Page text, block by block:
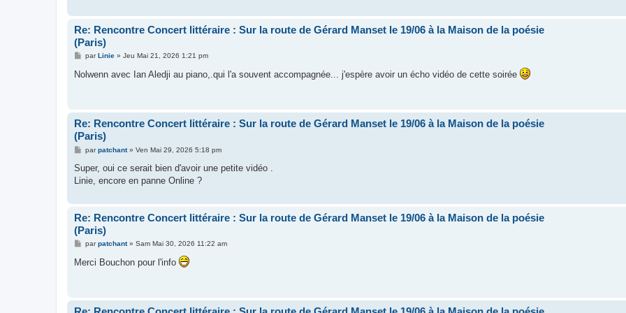
Re: Rencontre Concert littéraire : Sur la route de Gérard Manset le 19/06 à la Maison de la poésie
(Paris)
M
s
s
parLinie» Jeu Mai 21, 2026 1:21 pm
Nolwenn avec Ian Aledji au piano,.qui l'a souvent accompagnée... j'espère avoir un écho vidéo de cette soirée
Re: Rencontre Concert littéraire : Sur la route de Gérard Manset le 19/06 à la Maison de la poésie
(Paris)
M
s
s
a
parpatchant» Ven Mai 29, 2026 5:18 pm
Super, oui ce serait bien d'avoir une petite vidéo .
Linie, encore en panne Online ?
Re: Rencontre Concert littéraire : Sur la route de Gérard Manset le 19/06 à la Maison de la poésie
(Paris)
M
s
s
parpatchant» Sam Mai 30, 2026 11:22 am
Merci Bouchon pour l'info